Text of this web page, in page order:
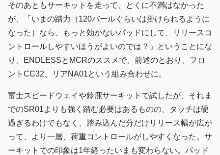
そのあともサーキットを走って、とくに不満はなかった
が、「いまの踏力（120バールぐらいは掛けられるように
なった）なら、もっと効かないパッドにして、リリースコ
ントロールしやすいほうがよいのでは？」ということにな
り、ENDLESSとMCRのススメで、前述のとおり、フロ
ントCC32、リアNA01という組み合わせに。
富士スピードウェイや鈴鹿サーキットで試したが、それま
でのSR01よりも強く踏む必要はあるものの、タッチは硬
過ぎるわけでもなく、踏み込んだ分だけリリース幅が広が
って、より一層、荷重コントロールがしやすくなった。サ
ーキットでの印象は1年経ったいまも変わらない。パッド